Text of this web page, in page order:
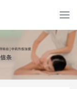
M
o
b
i
l
e
导